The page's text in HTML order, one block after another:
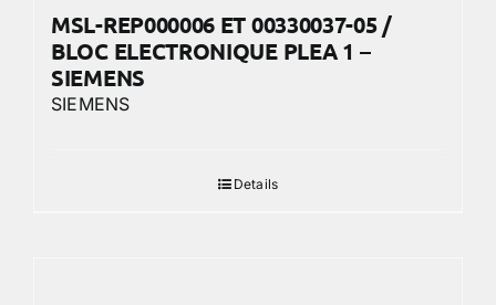
MSL-REP000006 ET 00330037-05 /
BLOC ELECTRONIQUE PLEA 1 –
SIEMENS
SIEMENS
Details